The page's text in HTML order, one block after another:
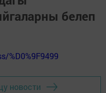
белеп
%D0%9F9499
новости